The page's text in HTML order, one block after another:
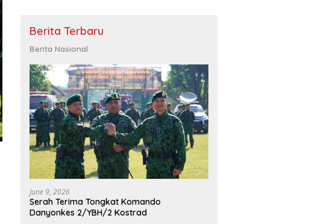
Berita Terbaru
Berita Nasional
June 9, 2026
Serah Terima Tongkat Komando
Danyonkes 2/YBH/2 Kostrad